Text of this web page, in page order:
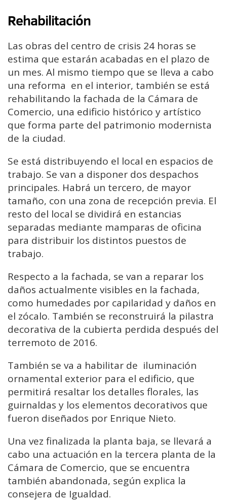
Rehabilitación
Las obras del centro de crisis 24 horas se
estima que estarán acabadas en el plazo de
un mes. Al mismo tiempo que se lleva a cabo
una reforma en el interior, también se está
rehabilitando la fachada de la Cámara de
Comercio, una edificio histórico y artístico
que forma parte del patrimonio modernista
de la ciudad.
Se está distribuyendo el local en espacios de
trabajo. Se van a disponer dos despachos
principales. Habrá un tercero, de mayor
tamaño, con una zona de recepción previa. El
resto del local se dividirá en estancias
separadas mediante mamparas de oficina
para distribuir los distintos puestos de
trabajo.
Respecto a la fachada, se van a reparar los
daños actualmente visibles en la fachada,
como humedades por capilaridad y daños en
el zócalo. También se reconstruirá la pilastra
decorativa de la cubierta perdida después del
terremoto de 2016.
También se va a habilitar de iluminación
ornamental exterior para el edificio, que
permitirá resaltar los detalles florales, las
guirnaldas y los elementos decorativos que
fueron diseñados por Enrique Nieto.
Una vez finalizada la planta baja, se llevará a
cabo una actuación en la tercera planta de la
Cámara de Comercio, que se encuentra
también abandonada, según explica la
consejera de Igualdad.